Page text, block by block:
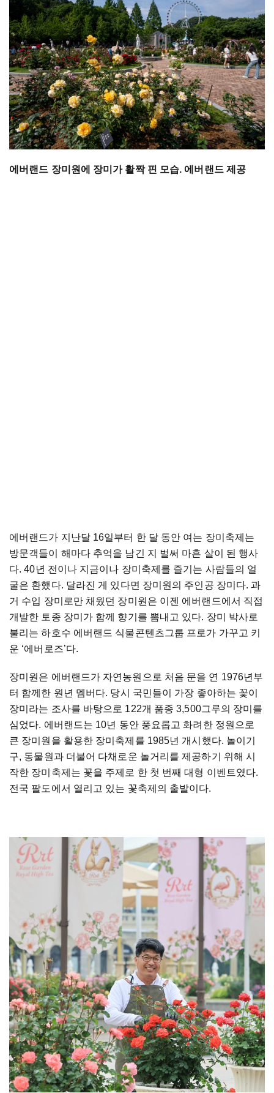
에버랜드 장미원에 장미가 활짝 핀 모습. 에버랜드 제공
에버랜드가 지난달 16일부터 한 달 동안 여는 장미축제는
방문객들이 해마다 추억을 남긴 지 벌써 마흔 살이 된 행사
다. 40년 전이나 지금이나 장미축제를 즐기는 사람들의 얼
굴은 환했다. 달라진 게 있다면 장미원의 주인공 장미다. 과
거 수입 장미로만 채웠던 장미원은 이젠 에버랜드에서 직접
개발한 토종 장미가 함께 향기를 뽐내고 있다. 장미 박사로
불리는 하호수 에버랜드 식물콘텐츠그룹 프로가 가꾸고 키
운 ‘에버로즈’다.
장미원은 에버랜드가 자연농원으로 처음 문을 연 1976년부
터 함께한 원년 멤버다. 당시 국민들이 가장 좋아하는 꽃이
장미라는 조사를 바탕으로 122개 품종 3,500그루의 장미를
심었다. 에버랜드는 10년 동안 풍요롭고 화려한 정원으로
큰 장미원을 활용한 장미축제를 1985년 개시했다. 놀이기
구, 동물원과 더불어 다채로운 놀거리를 제공하기 위해 시
작한 장미축제는 꽃을 주제로 한 첫 번째 대형 이벤트였다.
전국 팔도에서 열리고 있는 꽃축제의 출발이다.